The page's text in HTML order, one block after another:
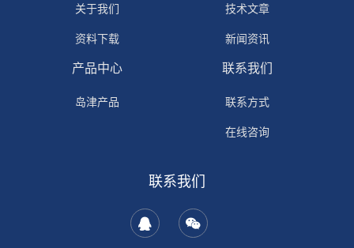
关于我们
资料下载
技术文章
新闻资讯
产品中心
岛津产品
联系我们
联系方式
在线咨询
联系我们